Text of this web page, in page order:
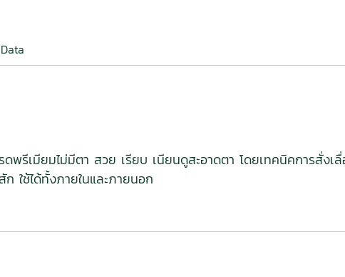
ดพรีเมียมไม่มีตา สวย เรียบ เนียนดูสะอาดตา โดยเทคนิคการสั่ง
ใช้ได้ทั้งภายในและภายนอก